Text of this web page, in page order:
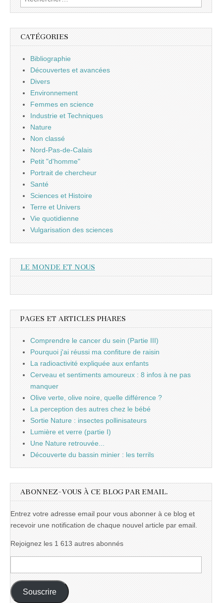
CATÉGORIES
Bibliographie
Découvertes et avancées
Divers
Environnement
Femmes en science
Industrie et Techniques
Nature
Non classé
Nord-Pas-de-Calais
Petit "d'homme"
Portrait de chercheur
Santé
Sciences et Histoire
Terre et Univers
Vie quotidienne
Vulgarisation des sciences
LE MONDE ET NOUS
PAGES ET ARTICLES PHARES
Comprendre le cancer du sein (Partie III)
Pourquoi j'ai réussi ma confiture de raisin
La radioactivité expliquée aux enfants
Cerveau et sentiments amoureux : 8 infos à ne pas
manquer
Olive verte, olive noire, quelle différence ?
La perception des autres chez le bébé
Sortie Nature : insectes pollinisateurs
Lumière et verre (partie I)
Une Nature retrouvée...
Découverte du bassin minier : les terrils
ABONNEZ-VOUS À CE BLOG PAR EMAIL.
Entrez votre adresse email pour vous abonner à ce blog et
recevoir une notification de chaque nouvel article par email.
Rejoignez les 1 613 autres abonnés
e-
mail :
Souscrire